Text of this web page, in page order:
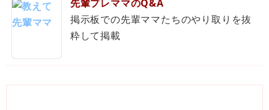
先輩プレママのQ&A
掲示板での先輩ママたちのやり取りを抜
粋して掲載